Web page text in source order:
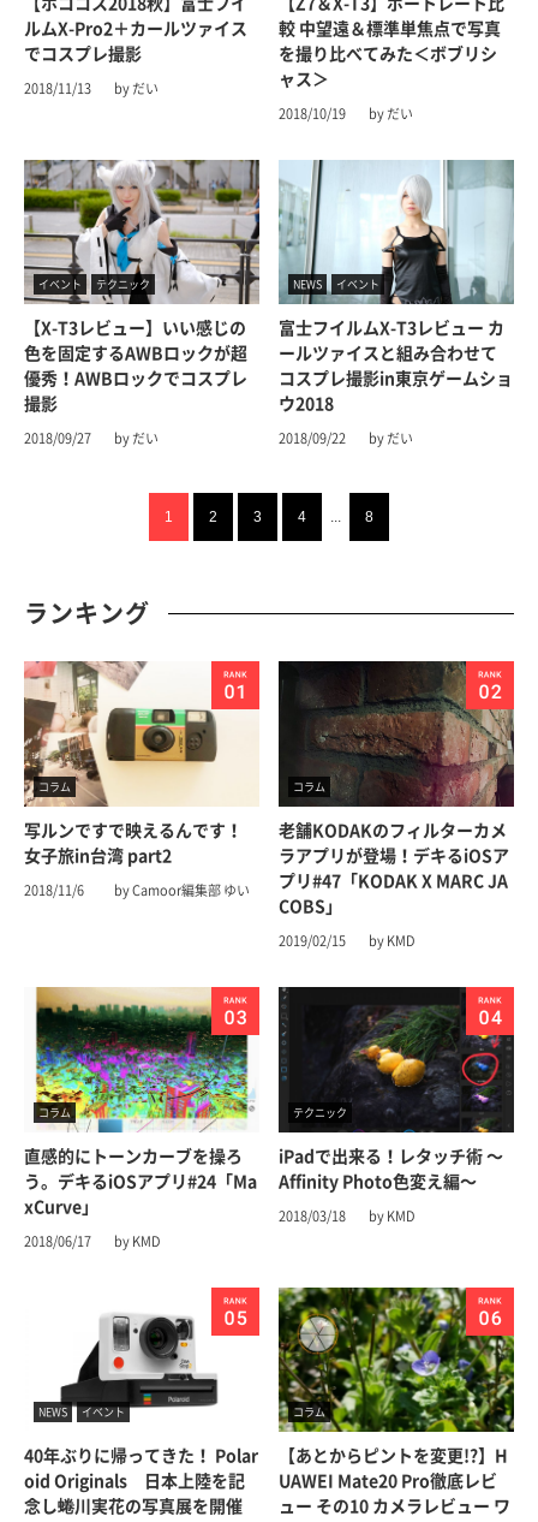
ルムX-Pro2＋カールツァイス
でコスプレ撮影
2018/11/13 by だい
較 中望遠＆標準単焦点で写真
を撮り比べてみた＜ボブリシ
ャス＞
2018/10/19 by だい
イベント テクニック
【X-T3レビュー】いい感じの
色を固定するAWBロックが超
優秀！AWBロックでコスプレ
撮影
2018/09/27 by だい
NEWS イベント
富士フイルムX-T3レビュー カ
ールツァイスと組み合わせて
コスプレ撮影in東京ゲームショ
ウ2018
2018/09/22 by だい
1 2 3 4 ... 8
ランキング
コラム
写ルンですで映えるんです！
女子旅in台湾 part2
2018/11/6 by Camoor編集部 ゆい
コラム
老舗KODAKのフィルターカメ
ラアプリが登場！デキるiOSア
プリ#47「KODAK X MARC JA
COBS」
2019/02/15 by KMD
コラム
直感的にトーンカーブを操ろ
う。デキるiOSアプリ#24「Ma
xCurve」
2018/06/17 by KMD
テクニック
iPadで出来る！レタッチ術 〜
Affinity Photo色変え編〜
2018/03/18 by KMD
NEWS イベント
40年ぶりに帰ってきた！ Polar
oid Originals 日本上陸を記
念し蜷川実花の写真展を開催
コラム
【あとからピントを変更!?】H
UAWEI Mate20 Pro徹底レビ
ュー その10 カメラレビュー ワ